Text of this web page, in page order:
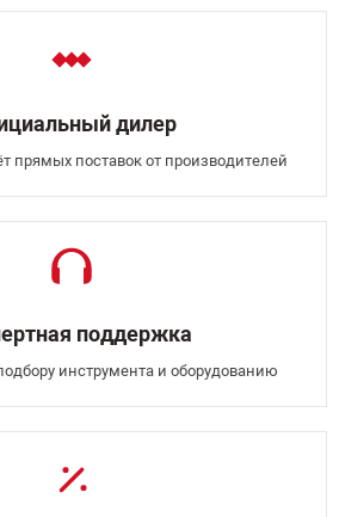
дилер
прямых поставок от производителей
поддержка
инструмента и оборудованию